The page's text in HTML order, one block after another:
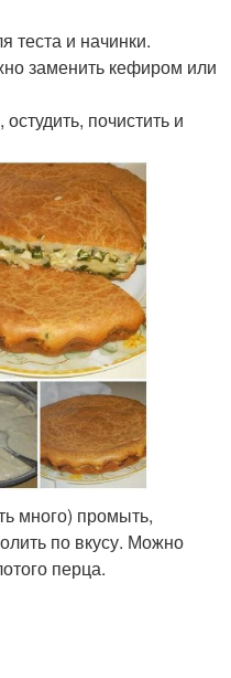
теста и начинки.
заменить кефиром или
почистить и
много) промыть,
по вкусу. Можно
перца.